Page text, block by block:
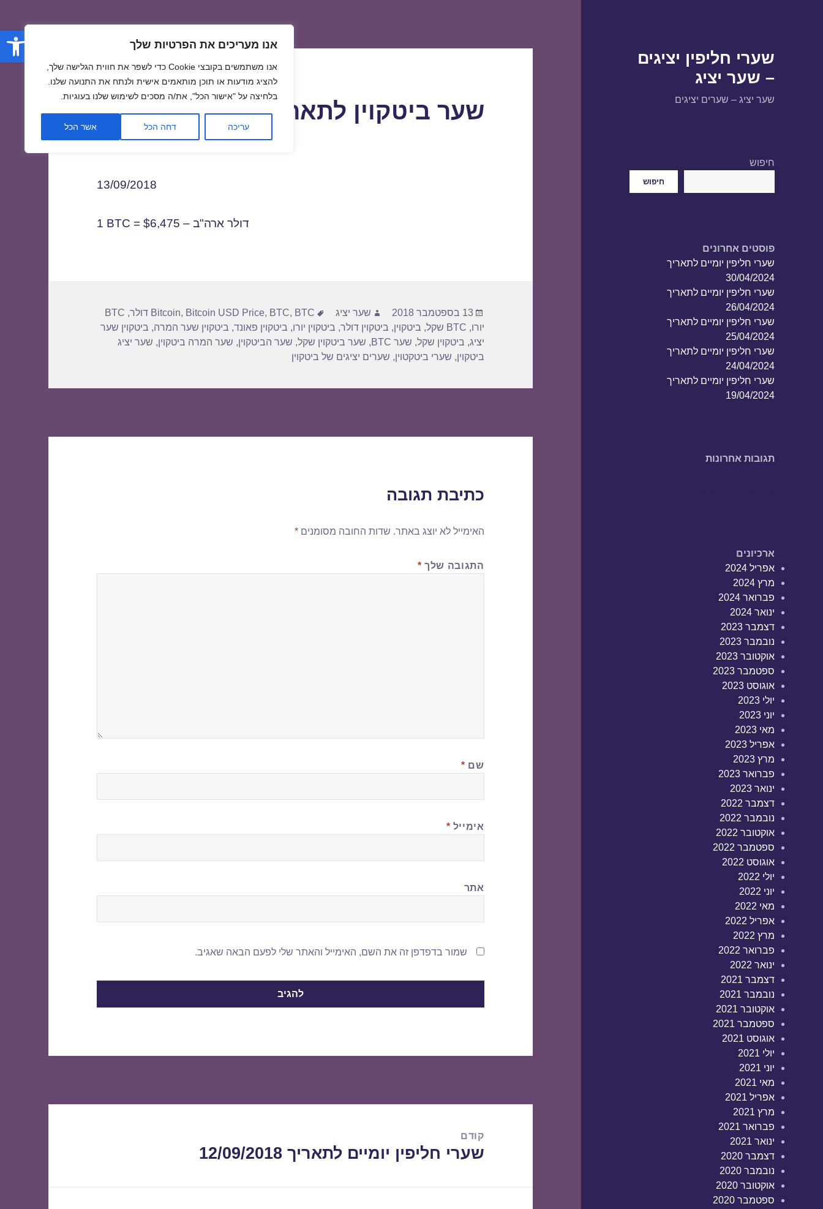
פתח אנו מעריכים את הפרטיות שלך
אנו משתמשים בקובצי Cookie כדי לשפר את חווית הגלישה שלך,
להציג מודעות או תוכן מותאמים אישית ולנתח את התנועה שלנו.
בלחיצה על "אישור הכל", את/ה מסכים לשימוש שלנו בעוגיות.
עריכה דחה הכל אשר הכל
שערי חליפין יציגים
– שער יציג
שער יציג – שערים יציגים
חיפוש
חיפוש
פוסטים אחרונים
שערי חליפין יומיים לתאריך
30/04/2024
שערי חליפין יומיים לתאריך
26/04/2024
שערי חליפין יומיים לתאריך
25/04/2024
שערי חליפין יומיים לתאריך
24/04/2024
שערי חליפין יומיים לתאריך
19/04/2024
תגובות אחרונות
ארכיונים
אפריל 2024
מרץ 2024
פברואר 2024
ינואר 2024
דצמבר 2023
נובמבר 2023
אוקטובר 2023
ספטמבר 2023
אוגוסט 2023
יולי 2023
יוני 2023
מאי 2023
אפריל 2023
מרץ 2023
פברואר 2023
ינואר 2023
דצמבר 2022
נובמבר 2022
אוקטובר 2022
ספטמבר 2022
אוגוסט 2022
יולי 2022
יוני 2022
מאי 2022
אפריל 2022
מרץ 2022
פברואר 2022
ינואר 2022
דצמבר 2021
נובמבר 2021
אוקטובר 2021
ספטמבר 2021
אוגוסט 2021
יולי 2021
יוני 2021
מאי 2021
אפריל 2021
מרץ 2021
פברואר 2021
ינואר 2021
דצמבר 2020
נובמבר 2020
אוקטובר 2020
ספטמבר 2020
שער ביטקוין לתאריך 13/09/2018
13/09/2018
1 BTC = $6,475 – דולר ארה"ב
פורסם
בתאריך
13 בספטמבר 2018 מחבר
שער יציג תגיות Bitcoin, Bitcoin USD Price, BTC, BTC דולר ,
BTC
יורו, BTC שקל , ביטקוין, ביטקוין דולר, ביטקוין יורו, ביטקוין פאונד, ביטקוין שער המרה, ביטקוין שער
יציג, ביטקוין שקל, שער BTC , שער ביטקוין שקל, שער הביטקוין, שער המרה ביטקוין, שער יציג
ביטקוין, שערי ביטקטוין, שערים יציגים של ביטקוין
כתיבת תגובה
האימייל לא יוצג באתר. שדות החובה מסומנים*
התגובה שלך *
שם *
אימייל *
אתר
שמור בדפדפן זה את השם, האימייל והאתר שלי לפעם הבאה שאגיב.
קודם
הפוסט
שערי חליפין יומיים לתאריך 12/09/2018